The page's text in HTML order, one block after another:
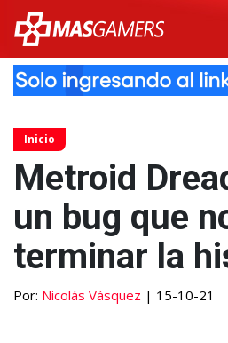
Inicio
Metroid
un bug que
terminar la
Por: Nicolás Vásquez | 15-10-21